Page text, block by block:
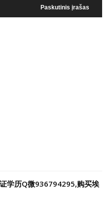
Paskutinis įrašas
学历Q微936794295,购买埃